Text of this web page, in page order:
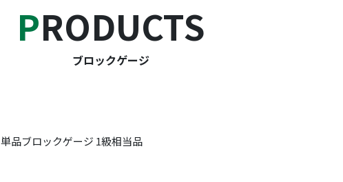
PRODUCTS
ブロックゲージ
単品ブロックゲージ 1級相当品